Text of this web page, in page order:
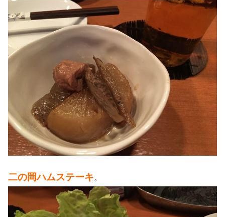
二の岡ハムステーキ。